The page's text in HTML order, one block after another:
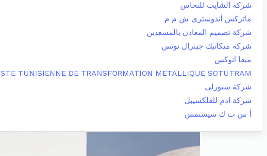
شركة الشايب للنحاس
ماتركس أندوستري ش م م
شركة تصميم المعادن بالمسعدين
شركة ميكانيك جينرال تونس
ميقا انوكس
STE TUNISIENNE DE TRANSFORMATION METALLIQUE SOTUTRAM
شركة ستورلي
شركة ادم للفلكسيبل
أ س ت ك سيستمس